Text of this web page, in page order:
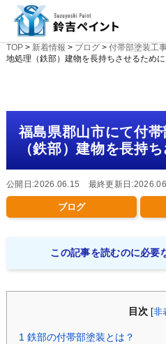
TOP> 新着情報 > ブログ> 付帯部塗装工
地処理（鉄部）建物を長持ちさせるために
福島県郡山市にて付
（鉄部）建物を長持
公開日:2026.06.15 最終更新日
ブログ
この記事を読むのに必要
目次 [非
1 鉄部の付帯部塗装とは？